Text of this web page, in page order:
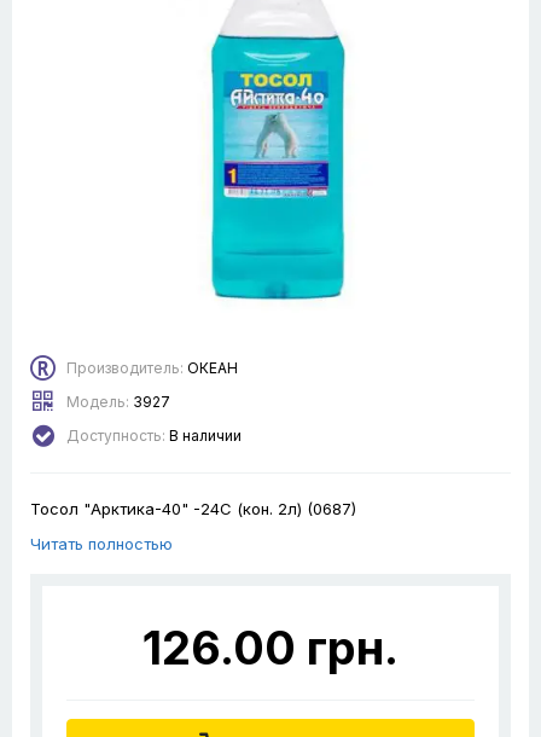
Производитель: ОКЕАН
Модель: 3927
Доступность: В наличии
Тосол "Арктика-40" -24С (кон. 2л) (0687)
Читать полностью
126.00 грн.